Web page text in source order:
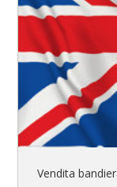
Vendita